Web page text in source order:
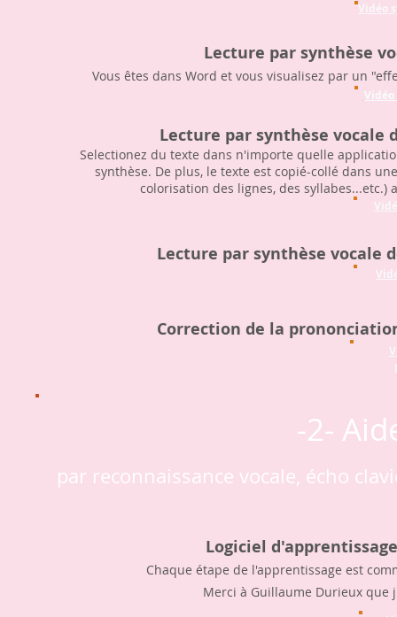
Vidéo
Lecture par synthèse
Vous êtes dans Word et vous visualisez par un
Vidéo
Vidéo
Lecture par synthèse
Selectionez du texte dans n'importe quelle
synthèse. De plus, le texte est copié-collé dans
colorisation des lignes, des
Lecture par synthèse vocale
Correction de la
-2-
par reconnaissance vocale, écho
Logiciel
Chaque étape de l'apprentissage est
Merci à Guillaume Durieux